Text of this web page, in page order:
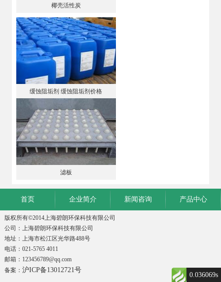
椰壳活性炭
缓蚀阻垢剂 缓蚀阻垢剂价格
滤板
首页 企业简介 新闻咨询 产品中心
版权所有©2014上海碧朗环保科技有限公司
公司：上海碧朗环保科技有限公司
地址：上海市松江区光华路488号
电话：021-5765 4011
邮箱：123456789@qq.com
备案： 沪ICP备13012721号
0.036069s